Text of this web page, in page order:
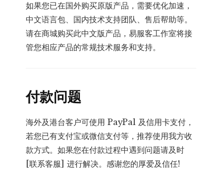
如果您已在国外购买原版产品，需要优化加速，
中文语言包、国内技术支持团队、售后帮助等。
请在商城购买此中文版产品，易服客工作室将接
管您相应产品的常规技术服务和支持。
付款问题
海外及港台客户可使用 PayPal 及信用卡支付，
若您已有支付宝或微信支付等，推荐使用我方收
款方式。如果您在付款过程中遇到问题请及时
[联系客服] 进行解决。感谢您的厚爱及信任!